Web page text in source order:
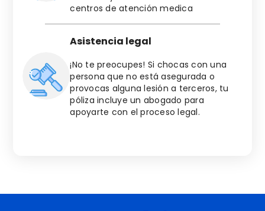
centros de atención medica
Asistencia legal
¡No te preocupes! Si chocas con una
persona que no está asegurada o
provocas alguna lesión a terceros, tu
póliza incluye un abogado para
apoyarte con el proceso legal.